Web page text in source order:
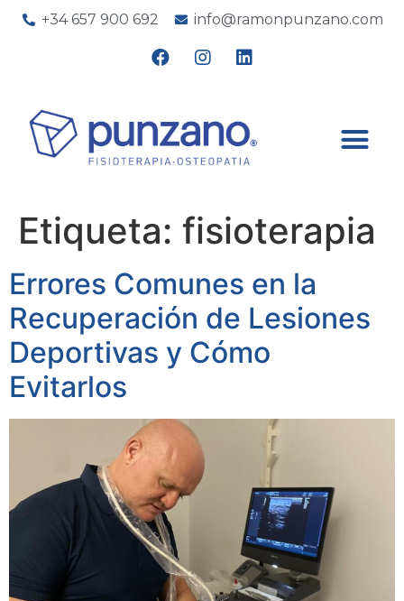
+34 657 900 692 info@ramonpunzano.com
Etiqueta: fisioterapia
Errores Comunes en la
Recuperación de Lesiones
Deportivas y Cómo
Evitarlos